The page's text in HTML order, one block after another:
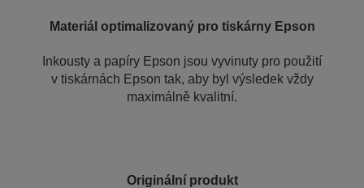
Materiál optimalizovaný pro tiskárny Epson
Inkousty a papíry Epson jsou vyvinuty pro použití
v tiskárnách Epson tak, aby byl výsledek vždy
maximálně kvalitní.
Originální produkt